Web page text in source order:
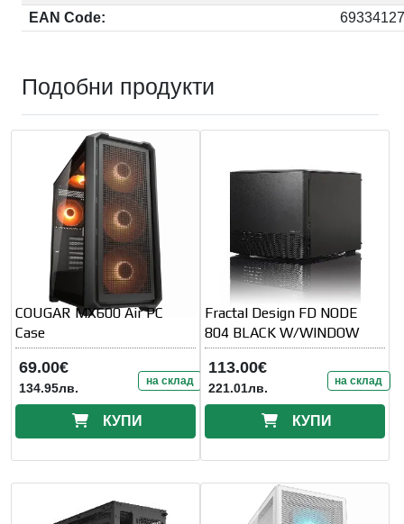
EAN Code:
Подобни продукти
COUGAR MX600 Air PC
Case
69.00€
134.95лв. на склад
КУПИ
Fractal Design FD NODE
804 BLACK W/WINDOW
113.00€
221.01лв. на склад
КУПИ